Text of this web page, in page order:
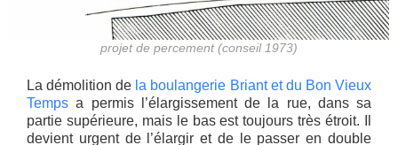
projet de percement (conseil 1973)
La démolition de la boulangerie Briant et du Bon Vieux
Temps a permis l’élargissement de la rue, dans sa
partie supérieure, mais le bas est toujours très étroit. Il
devient urgent de l’élargir et de le passer en double